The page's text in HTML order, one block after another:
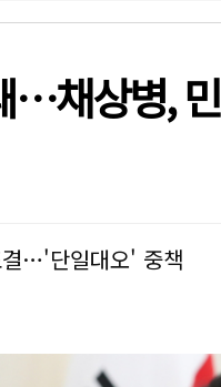
…채상병,
결…'단일대오' 중책